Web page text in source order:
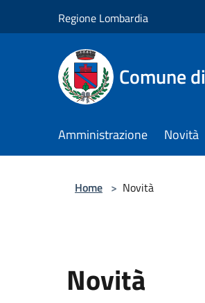
Regione Lombardia
Comune
Amministrazione Novità
Home > Novità
Novità